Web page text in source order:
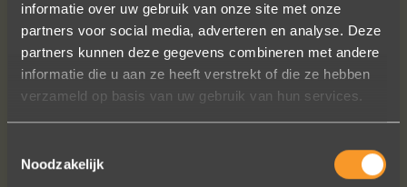
informatie over uw gebruik van onze site met onze
partners voor social media, adverteren en analyse. Deze
partners kunnen deze gegevens combineren met andere
informatie die u aan ze heeft verstrekt of die ze hebben
verzameld op basis van uw gebruik van hun services.
Noodzakelijk
Sieraden online besteld: de ring is
subliem! Zoals altijd! Het maakt mijn
verzameling compleet ??
Ik dank het hele team hartelijk voor dit
prachtige juweeltje, en ook voor jullie
vriendelijkheid tijdens onze